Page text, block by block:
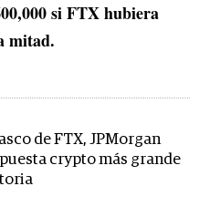
si FTX hubiera
mitad.
de FTX, JPMorgan
crypto más grande